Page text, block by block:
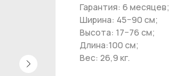
Гарантия: 6 месяцев;
Ширина: 45−90 см;
Высота: 17−76 см;
Длина:100 см;
Вес: 26,9 кг.